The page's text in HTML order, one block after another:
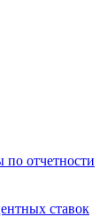
по отчетности
ставок